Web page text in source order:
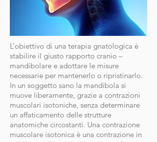
L’obiettivo di una terapia gnatologica è
stabilire il giusto rapporto cranio –
mandibolare e adottare le misure
necessarie per mantenerlo o ripristinarlo.
In un soggetto sano la mandibola si
muove liberamente, grazie a contrazioni
muscolari isotoniche, senza determinare
un affaticamento delle strutture
anatomiche circostanti. Una contrazione
muscolare isotonica è una contrazione in